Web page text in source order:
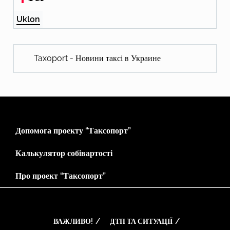
Uklon
Taxoport - Новини таксі в Украине
Допомога проекту “Таксопорт”
Калькулятор собівартості
Про проект “Таксопорт”
ВАЖЛИВО! ДТП ТА СИТУАЦІЇ